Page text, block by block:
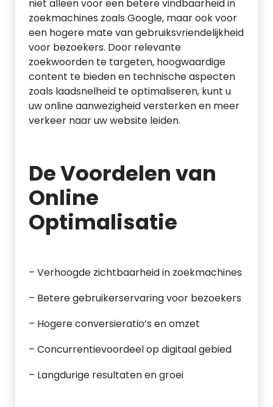
niet alleen voor een betere vindbaarheid in
zoekmachines zoals Google, maar ook voor
een hogere mate van gebruiksvriendelijkheid
voor bezoekers. Door relevante
zoekwoorden te targeten, hoogwaardige
content te bieden en technische aspecten
zoals laadsnelheid te optimaliseren, kunt u
uw online aanwezigheid versterken en meer
verkeer naar uw website leiden.
De Voordelen van
Online
Optimalisatie
– Verhoogde zichtbaarheid in zoekmachines
– Betere gebruikerservaring voor bezoekers
– Hogere conversieratio’s en omzet
– Concurrentievoordeel op digitaal gebied
– Langdurige resultaten en groei